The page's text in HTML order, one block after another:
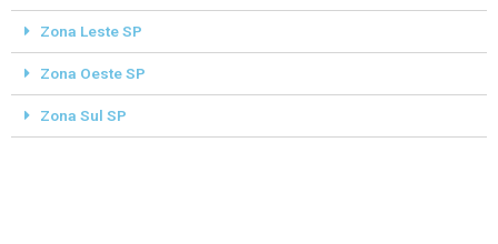
Zona Leste SP
Zona Oeste SP
Zona Sul SP